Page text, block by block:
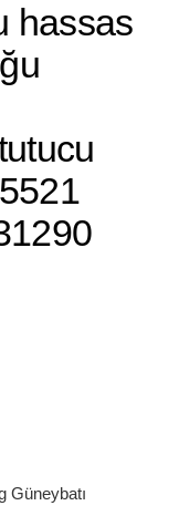
hassas
Güneybatı